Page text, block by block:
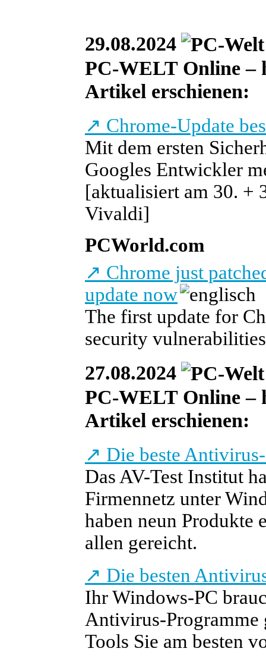
29.08.2024
PC-WELT Online –
Artikel erschienen:
↗ Chrome-Update
Mit dem ersten
Googles Entwickler
[aktualisiert am 30. +
Vivaldi]
PCWorld.com
↗ Chrome just
update now
The first update for
security
27.08.2024
PC-WELT Online –
Artikel erschienen:
↗ Die beste
Das AV-Test Institut
Firmennetz unter
haben neun Produkte
allen gereicht.
↗ Die besten
Ihr Windows-PC
Antivirus-Programme
Tools Sie am besten